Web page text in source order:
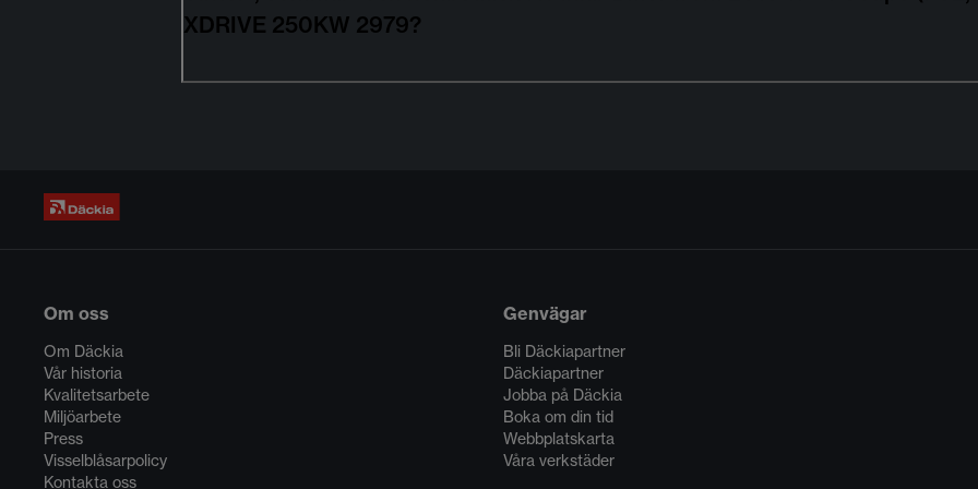
XDRIVE 250KW 2979?
Om oss
Om Däckia
Vår historia
Kvalitetsarbete
Miljöarbete
Press
Visselblåsarpolicy
Kontakta oss
Genvägar
Bli Däckiapartner
Däckiapartner
Jobba på Däckia
Boka om din tid
Webbplatskarta
Våra verkstäder